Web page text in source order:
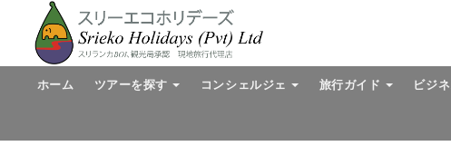
ホーム ツアーを探す コンシェルジェ 旅行ガイド ビジ